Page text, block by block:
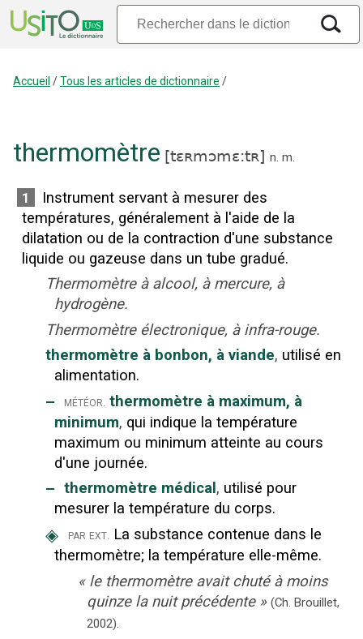
Accueil /Tous les articles de dictionnaire /
thermomètre [tɛʀmɔmɛ:tʀ] n. m.
1
Instrument servant à mesurer des
températures, généralement à l'aide de la
dilatation ou de la contraction d'une substance
liquide ou gazeuse dans un tube gradué.
Thermomètre à alcool, à mercure, à
hydrogène.
Thermomètre électronique, à infra-rouge.
thermomètre à bonbon, à viande, utilisé en
alimentation.
‒ météor. thermomètre à maximum, à
minimum, qui indique la température
maximum ou minimum atteinte au cours
d'une journée.
‒ thermomètre médical , utilisé pour
mesurer la température du corps.
◈ par ext. La substance contenue dans le
thermomètre; la température elle-même.
« le thermomètre avait chuté à moins
quinze la nuit précédente » (Ch. Brouillet,
2002).